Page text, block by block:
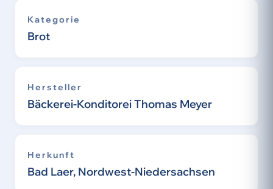
Kategorie
Brot
Hersteller
Bäckerei-Konditorei Thomas Meyer
Herkunft
Bad Laer, Nordwest-Niedersachsen